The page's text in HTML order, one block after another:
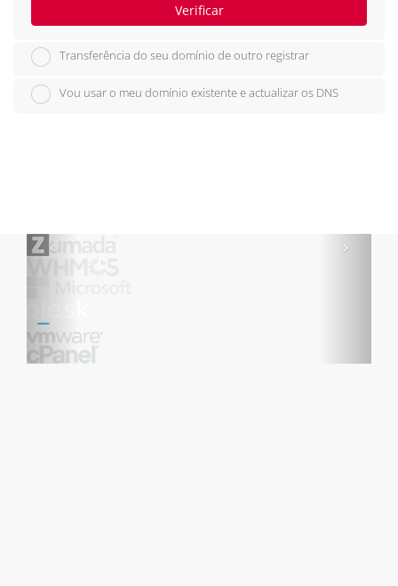
Verificar
Transferência do seu domínio de outro registrar
Vou usar o meu domínio existente e actualizar os DNS
‹ ›